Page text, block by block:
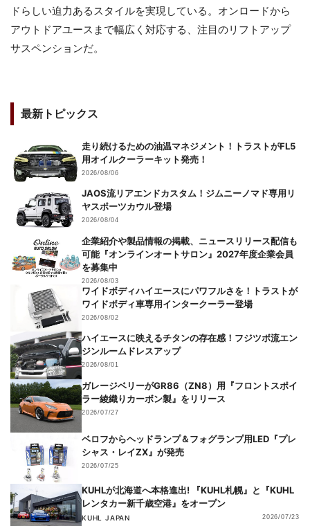
ドらしい迫力あるスタイルを実現している。オンロードから
アウトドアユースまで幅広く対応する、注目のリフトアップ
サスペンションだ。
最新トピックス
走り続けるための油温マネジメント！トラストがFL5
用オイルクーラーキット発売！
2026/08/06
JAOS流リアエンドカスタム！ジムニーノマド専用リ
ヤスポーツカウル登場
2026/08/04
企業紹介や製品情報の掲載、ニュースリリース配信も
可能『オンラインオートサロン』2027年度企業会員
を募集中
2026/08/03
ワイドボディハイエースにパワフルさを！トラストが
ワイドボディ車専用インタークーラー登場
2026/08/02
ハイエースに映えるチタンの存在感！フジツボ流エン
ジンルームドレスアップ
2026/08/01
ガレージベリーがGR86（ZN8）用『フロントスポイ
ラー綾織りカーボン製』をリリース
2026/07/27
ベロフからヘッドランプ＆フォグランプ用LED『プレ
シャス・レイZX』が発売
2026/07/25
KUHLが北海道へ本格進出! 『KUHL札幌』と『KUHL
レンタカー新千歳空港』をオープン
KUHL JAPAN 2026/07/23